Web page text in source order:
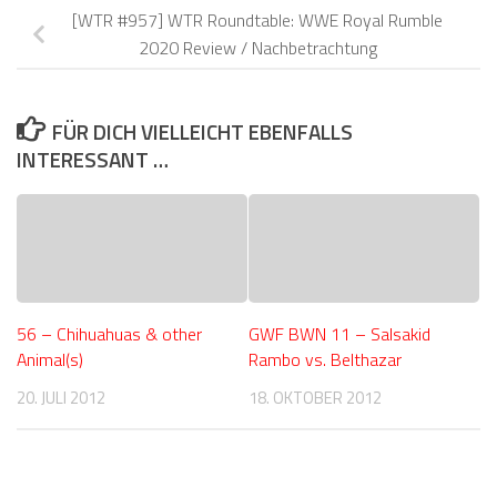
[WTR #957] WTR Roundtable: WWE Royal Rumble
2020 Review / Nachbetrachtung
FÜR DICH VIELLEICHT EBENFALLS
INTERESSANT …
56 – Chihuahuas & other
Animal(s)
20. JULI 2012
GWF BWN 11 – Salsakid
Rambo vs. Belthazar
18. OKTOBER 2012